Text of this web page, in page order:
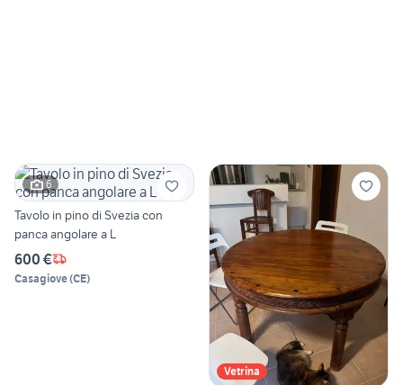
6
Tavolo in pino di Svezia con
panca angolare a L
600 €
Casagiove(CE)
Vetrina